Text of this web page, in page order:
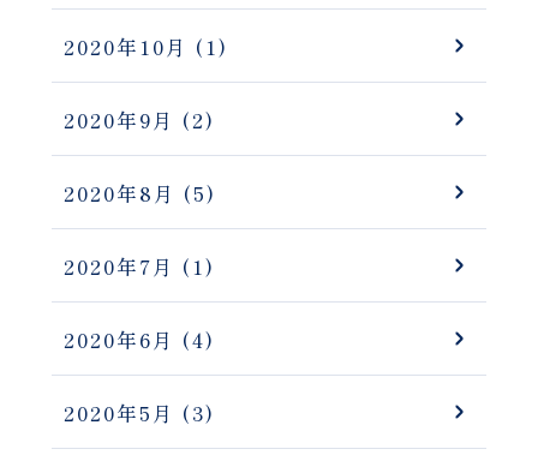
2020年10月 (1)
2020年9月 (2)
2020年8月 (5)
2020年7月 (1)
2020年6月 (4)
2020年5月 (3)